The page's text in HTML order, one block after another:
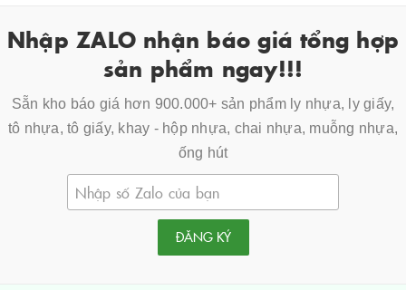
Nhập ZALO nhận báo giá tổng hợp
sản phẩm ngay!!!
Sẵn kho báo giá hơn 900.000+ sản phẩm ly nhựa, ly giấy,
tô nhựa, tô giấy, khay - hộp nhựa, chai nhựa, muỗng nhựa,
ống hút
ĐĂNG KÝ